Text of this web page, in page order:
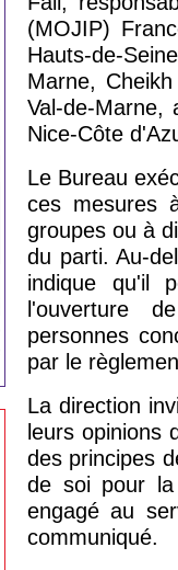
(MOJIP)
Hauts-de-
Marne,
Val-de-Marne,
Nice-Côte
Le Bureau
ces mesures
groupes ou à
du parti. Au-
indique qu'il
l'ouverture
personnes
par le
La direction
leurs opinions
des principes
de soi pour la
engagé au
communiqué.